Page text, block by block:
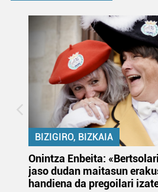
BIZIGIRO, BIZKAIA
Onintza Enbeita:
jaso dudan maitasun
handiena da pregoilari